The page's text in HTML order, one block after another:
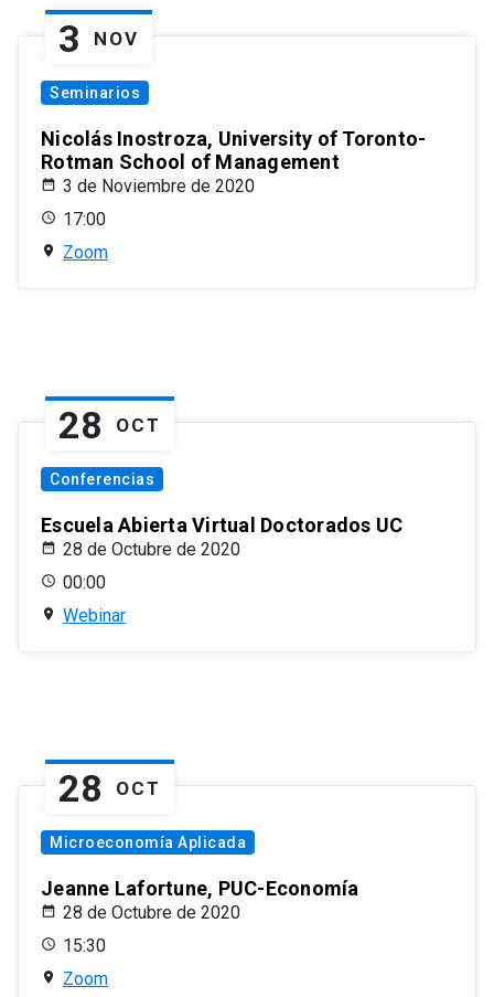
3 NOV
Seminarios
Nicolás Inostroza, University of Toronto-
Rotman School of Management
3 de Noviembre de 2020
17:00
Zoom
28 OCT
Conferencias
Escuela Abierta Virtual Doctorados UC
28 de Octubre de 2020
00:00
Webinar
28 OCT
Microeconomía Aplicada
Jeanne Lafortune, PUC-Economía
28 de Octubre de 2020
15:30
Zoom